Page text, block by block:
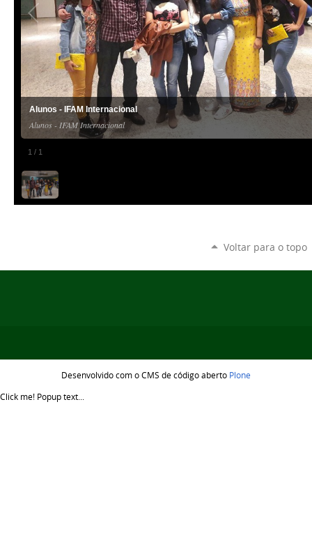
1 / 1
Alunos - IFAM Internacional
Alunos - IFAM Internacional
Voltar para o topo
Desenvolvido com o CMS de código aberto Plone
Click me! Popup text...